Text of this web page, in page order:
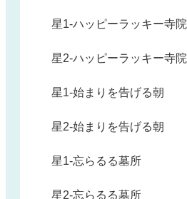
星1-ハッピーラッキー寺院
星2-ハッピーラッキー寺院
星1-始まりを告げる朝
星2-始まりを告げる朝
星1-忘らるる墓所
星2-忘らるる墓所